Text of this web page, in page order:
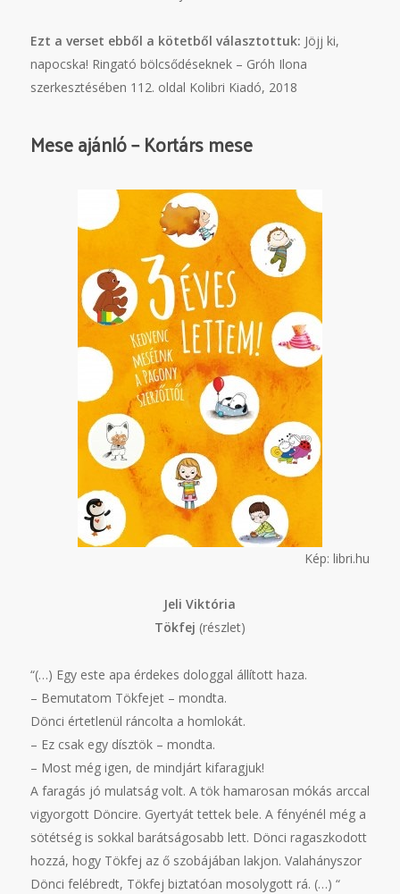
Ezt a verset ebből a kötetből választottuk: Jöjj ki,
napocska! Ringató bölcsődéseknek – Gróh Ilona
szerkesztésében 112. oldal Kolibri Kiadó, 2018
Mese ajánló – Kortárs mese
Kép: libri.hu
Jeli Viktória
Tökfej (részlet)
“(…) Egy este apa érdekes dologgal állított haza.
– Bemutatom Tökfejet – mondta.
Dönci értetlenül ráncolta a homlokát.
– Ez csak egy dísztök – mondta.
– Most még igen, de mindjárt kifaragjuk!
A faragás jó mulatság volt. A tök hamarosan mókás arccal
vigyorgott Döncire. Gyertyát tettek bele. A fényénél még a
sötétség is sokkal barátságosabb lett. Dönci ragaszkodott
hozzá, hogy Tökfej az ő szobájában lakjon. Valahányszor
Dönci felébredt, Tökfej biztatóan mosolygott rá. (…) “